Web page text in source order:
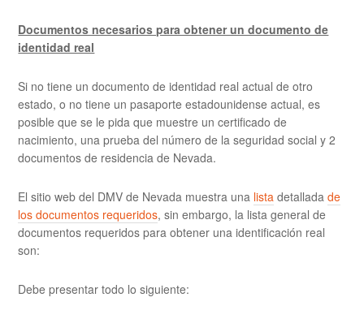
Documentos necesarios para obtener un documento de
identidad real
Si no tiene un documento de identidad real actual de otro
estado, o no tiene un pasaporte estadounidense actual, es
posible que se le pida que muestre un certificado de
nacimiento, una prueba del número de la seguridad social y 2
documentos de residencia de Nevada.
El sitio web del DMV de Nevada muestra una lista detalladade
los documentos requeridos, sin embargo, la lista general de
documentos requeridos para obtener una identificación real
son:
Debe presentar todo lo siguiente: